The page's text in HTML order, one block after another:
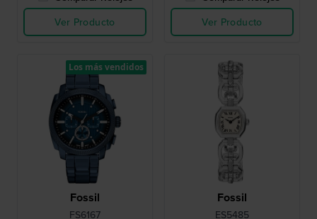
Ver Producto
Ver Producto
Fossil
FS6167
Los más vendidos
Fossil
ES5485